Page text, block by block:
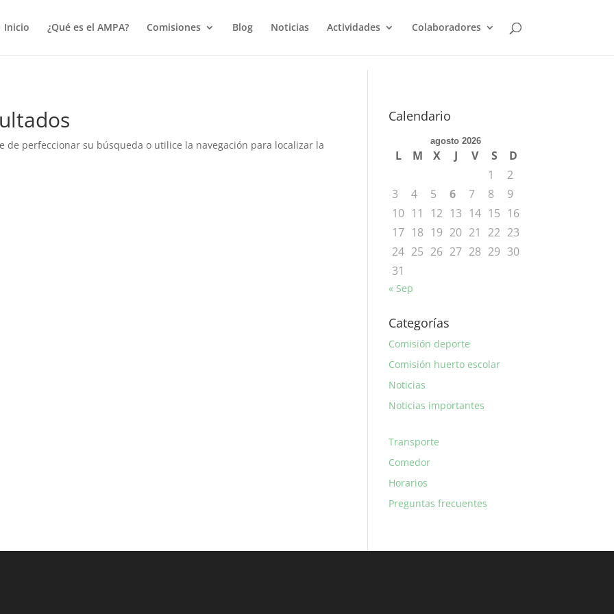
Inicio
¿Qué es el AMPA? Comisiones Blog Noticias Actividades Colaboradores
de perfeccionar su búsqueda o utilice la navegación para localizar la
Calendario
agosto 2026
L M X J V S
D
1
2
3
4 5 6 7 8
9
10 11 12 13 14 15 16
17 18 19 20 21 22 23
24 25 26 27 28 29 30
31
« Sep
Categorías
Comisión deporte
Comisión huerto escolar
Noticias
Noticias importantes
Transporte
Comedor
Horarios
Preguntas frecuentes